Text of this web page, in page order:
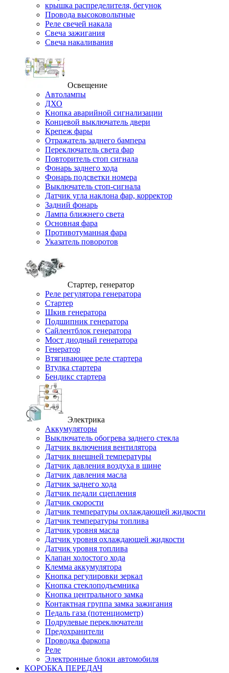
крышка распределителя, бегунок
Провода высоковольтные
Реле свечей накала
Свеча зажигания
Свеча накаливания
Освещение
Автолампы
ДХО
Кнопка аварийной сигнализации
Концевой выключатель двери
Крепеж фары
Отражатель заднего бампера
Переключатель света фар
Повторитель стоп сигнала
Фонарь заднего хода
Фонарь подсветки номера
Выключатель стоп-сигнала
Датчик угла наклона фар, корректор
Задний фонарь
Лампа ближнего света
Основная фара
Противотуманная фара
Указатель поворотов
Стартер, генератор
Реле регулятора генератора
Стартер
Шкив генератора
Подшипник генератора
Сайлентблок генератора
Мост диодный генератора
Генератор
Втягивающее реле стартера
Втулка стартера
Бендикс стартера
Электрика
Аккумуляторы
Выключатель обогрева заднего стекла
Датчик включения вентилятора
Датчик внешней температуры
Датчик давления воздуха в шине
Датчик давления масла
Датчик заднего хода
Датчик педали сцепления
Датчик скорости
Датчик температуры охлаждающей жидкости
Датчик температуры топлива
Датчик уровня масла
Датчик уровня охлаждающей жидкости
Датчик уровня топлива
Клапан холостого хода
Клемма аккумулятора
Кнопка регулировки зеркал
Кнопка стеклоподъемника
Кнопка центрального замка
Контактная группа замка зажигания
Педаль газа (потенциометр)
Подрулевые переключатели
Предохранители
Проводка фаркопа
Реле
Электронные блоки автомобиля
КОРОБКА ПЕРЕДАЧ